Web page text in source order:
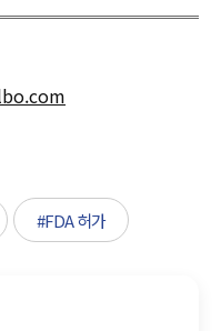
#FDA 허가